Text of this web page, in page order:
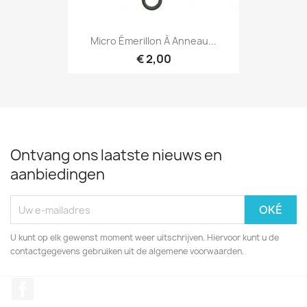
Micro Émerillon À Anneau...
€ 2,00
Ontvang ons laatste nieuws en
aanbiedingen
U kunt op elk gewenst moment weer uitschrijven. Hiervoor kunt u de
contactgegevens gebruiken uit de algemene voorwaarden.